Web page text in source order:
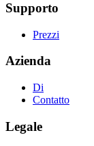
Supporto
Prezzi
Azienda
Di
Contatto
Legale